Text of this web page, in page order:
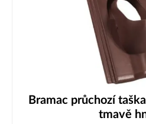
Bramac průchozí
tmavě